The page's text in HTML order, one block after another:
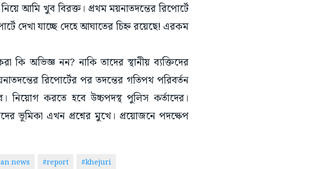
আমি খুব বিরক্ত। প্রথম ময়নাতদন্তের রিপোর্টে
দেখা যাচ্ছে দেহে আঘাতের চিহ্ন রয়েছে! এরকম
কি অভিজ্ঞ নন? নাকি তাদের স্থানীয় ব্যক্তিদের
রিপোর্টের পর তদন্তের গতিপথ পরিবর্তন
নিয়োগ করতে হবে উচ্চপদস্থ পুলিস কর্তাদের।
ভূমিকা এখন প্রশ্নের মুখে। প্রয়োজনে পদক্ষেপ
news #report #khejuri